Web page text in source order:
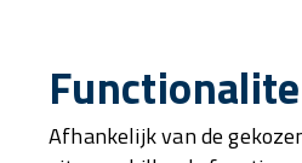
Afhankelijk van de